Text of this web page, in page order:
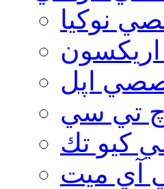
نوكيا
اپل
تي سي
كيو تك
آي ميت